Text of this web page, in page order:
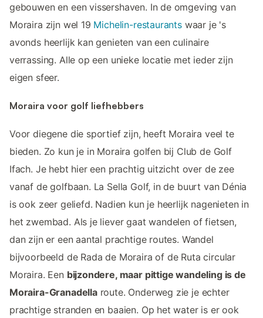
gebouwen en een vissershaven. In de omgeving van
Moraira zijn wel 19 Michelin-restaurantswaar je 's
avonds heerlijk kan genieten van een culinaire
verrassing. Alle op een unieke locatie met ieder zijn
eigen sfeer.
Moraira voor golf liefhebbers
Voor diegene die sportief zijn, heeft Moraira veel te
bieden. Zo kun je in Moraira golfen bij Club de Golf
Ifach. Je hebt hier een prachtig uitzicht over de zee
vanaf de golfbaan. La Sella Golf, in de buurt van Dénia
is ook zeer geliefd. Nadien kun je heerlijk nagenieten in
het zwembad. Als je liever gaat wandelen of fietsen,
dan zijn er een aantal prachtige routes. Wandel
bijvoorbeeld de Rada de Moraira of de Ruta circular
Moraira. Een bijzondere, maar pittige wandeling is de
Moraira-Granadellaroute. Onderweg zie je echter
prachtige stranden en baaien. Op het water is er ook